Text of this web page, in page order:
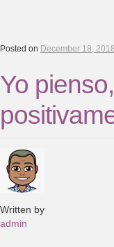
Posted on December 18, 2018
Yo
Written by
admin